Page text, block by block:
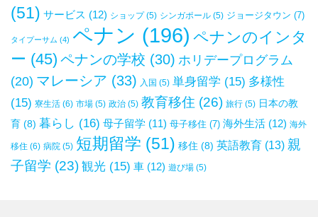
(51) サービス (12) ショップ(5) シンガポール (5) ジョージタウン (7)
タイプーサム (4) ペナン (196) ペナンのインタ
ー (45) ペナンの学校 (30) ホリデープログラム
(20) マレーシア (33) 入国 (5) 単身留学 (15) 多様性
(15) 寮生活 (6) 市場 (5) 政治 (5) 教育移住 (26) 旅行 (5) 日本の教
育 (8) 暮らし (16) 母子留学 (11) 母子移住 (7) 海外生活 (12) 海外
移住 (6) 病院 (5) 短期留学 (51) 移住 (8) 英語教育 (13) 親
子留学 (23) 観光 (15) 車 (12) 遊び場 (5)